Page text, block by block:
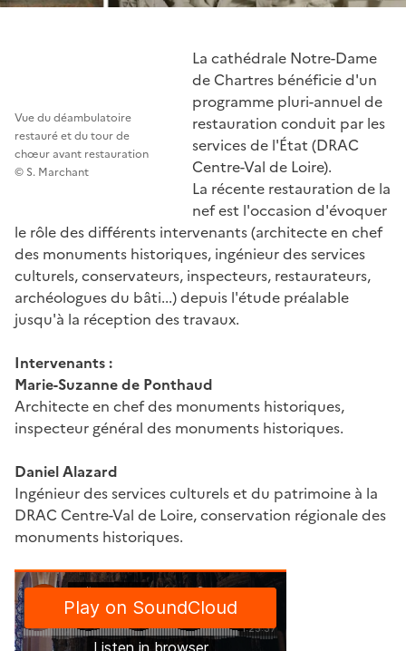
Vue du déambulatoire
restauré et du tour de
chœur avant restauration
© S. Marchant
La cathédrale Notre-Dame
de Chartres bénéficie d'un
programme pluri-annuel de
restauration conduit par les
services de l'État (DRAC
Centre-Val de Loire).
La récente restauration de la
nef est l'occasion d'évoquer
le rôle des différents intervenants (architecte en chef
des monuments historiques, ingénieur des services
culturels, conservateurs, inspecteurs, restaurateurs,
archéologues du bâti...) depuis l'étude préalable
jusqu'à la réception des travaux.
Intervenants :
Marie-Suzanne de Ponthaud
Architecte en chef des monuments historiques,
inspecteur général des monuments historiques.
Daniel Alazard
Ingénieur des services culturels et du patrimoine à la
DRAC Centre-Val de Loire, conservation régionale des
monuments historiques.